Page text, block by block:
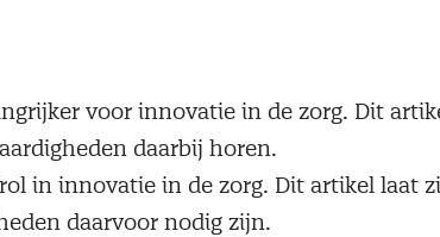
voor innovatie in de zorg. Dit
daarbij horen.
in innovatie in de zorg. Dit artikel laat
daarvoor nodig zijn.